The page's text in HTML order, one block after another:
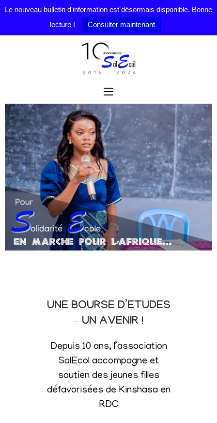
Le nouveau bulletin d'information est désormais disponible. Bonne
lecture !
Consulter maintenant
UNE BOURSE D’ETUDES
– UN AVENIR !
Depuis 10 ans, l’association
SolEcol accompagne et
soutien des jeunes filles
défavorisées de Kinshasa en
RDC